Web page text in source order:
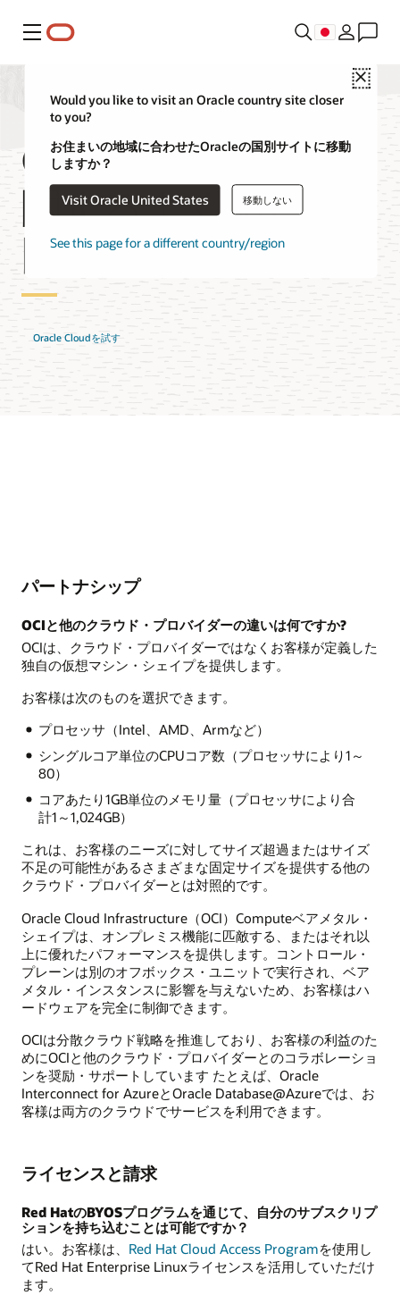
メニュー
Close
Would you like to visit an Oracle country site closer
to you?
お住まいの地域に合わせたOracleの国別サイトに移動
しますか？
Visit Oracle United States 移動しない
See this page for a different country/region
OCI上のRed Hatに
関するよくある質
問
Oracle Cloudを試す
パートナシップ
OCIと他のクラウド・プロバイダーの違いは何ですか?
OCIは、クラウド・プロバイダーではなくお客様が定義した
独自の仮想マシン・シェイプを提供します。
お客様は次のものを選択できます。
プロセッサ（Intel、AMD、Armなど）
シングルコア単位のCPUコア数（プロセッサにより1～
80）
コアあたり1GB単位のメモリ量（プロセッサにより合
計1～1,024GB）
これは、お客様のニーズに対してサイズ超過またはサイズ
不足の可能性があるさまざまな固定サイズを提供する他の
クラウド・プロバイダーとは対照的です。
Oracle Cloud Infrastructure（OCI）Computeベアメタル・
シェイプは、オンプレミス機能に匹敵する、またはそれ以
上に優れたパフォーマンスを提供します。コントロール・
プレーンは別のオフボックス・ユニットで実行され、ベア
メタル・インスタンスに影響を与えないため、お客様はハ
ードウェアを完全に制御できます。
OCIは分散クラウド戦略を推進しており、お客様の利益のた
めにOCIと他のクラウド・プロバイダーとのコラボレーショ
ンを奨励・サポートしています たとえば、Oracle
Interconnect for AzureとOracle Database@Azureでは、お
客様は両方のクラウドでサービスを利用できます。
ライセンスと請求
Red HatのBYOSプログラムを通じて、自分のサブスクリプ
ションを持ち込むことは可能ですか？
はい。お客様は、 Red Hat Cloud Access Programを使用し
てRed Hat Enterprise Linuxライセンスを活用していただけ
ます。